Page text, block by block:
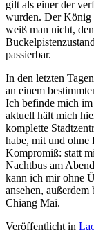
gilt als einer der
wurden. Der König
weiß man nicht,
passierbar.
In den letzten
an einem
Ich befinde mich
aktuell hält mich
komplette
habe, mit und ohne
Kompromiß: statt
Nachtbus am
kann ich mir ohne
ansehen,
Chiang Mai.
Veröffentlicht in